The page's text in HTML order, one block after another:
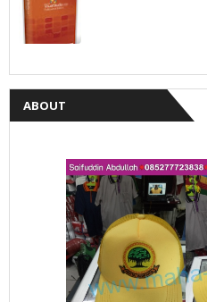
ABOUT